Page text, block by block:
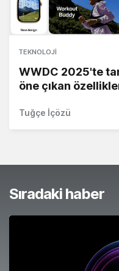
TEKNOLOJI
WWDC 2025'te
öne çıkan
Tuğçe İçözü
Sıradaki haber